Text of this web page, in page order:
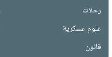
رحلات
علوم عسكرية
قانون